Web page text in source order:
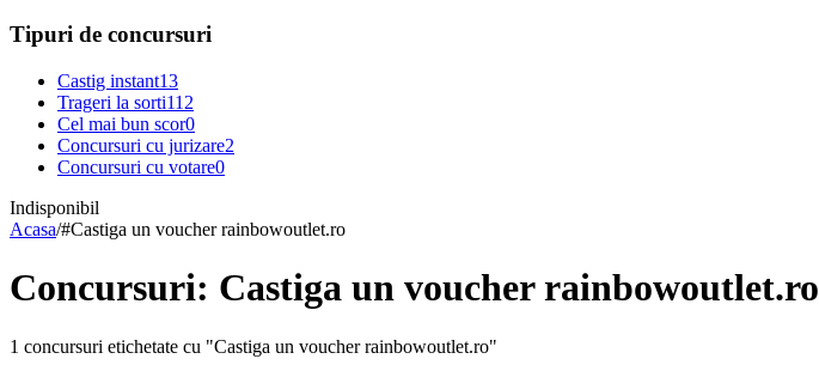
Tipuri de concursuri
Castig instant13
Trageri la sorti112
Cel mai bun scor0
Concursuri cu jurizare2
Concursuri cu votare0
Indisponibil
Acasa/#Castiga un voucher rainbowoutlet.ro
Concursuri: Castiga un voucher rainbowoutlet.ro
1 concursuri etichetate cu "Castiga un voucher rainbowoutlet.ro"